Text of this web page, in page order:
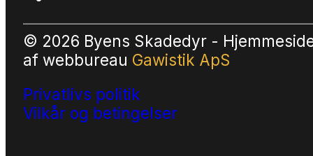
© 2026 Byens Skadedyr -
af webbureau Gawistik ApS
Privatlivs politik
Vilkår og betingelser